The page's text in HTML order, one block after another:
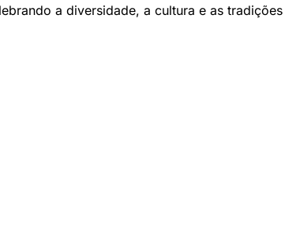
a diversidade, a cultura e as tradições